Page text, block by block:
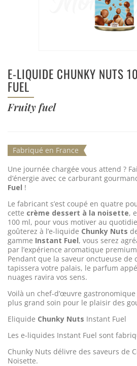
E-LIQUIDE CHUNKY NUTS
FUEL
Fruity fuel
Fabriqué en France
Une journée chargée vous attend ?
d’énergie avec ce carburant
Fuel !
Le fabricant s’est coupé en quatre
cette crème dessert à la noisette,
100 ml, pour vous motiver au
goûterez à l’e-liquide Chunky Nuts
gamme Instant Fuel, vous serez
par l’expérience aromatique
Pendant que la saveur onctueuse de
tapissera votre palais, le parfum
nuages ravira vos sens.
Voilà un chef-d’œuvre
plus grand soin pour le plaisir des
Eliquide Chunky Nuts Instant Fuel
Les e-liquides Instant Fuel sont
Chunky Nuts délivre des saveurs de
Noisette.